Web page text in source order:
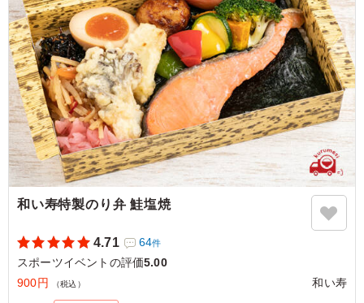
和い寿特製のり弁 鮭塩焼
4.71 64件
スポーツイベントの評価5.00
900円
（税込） 和い寿